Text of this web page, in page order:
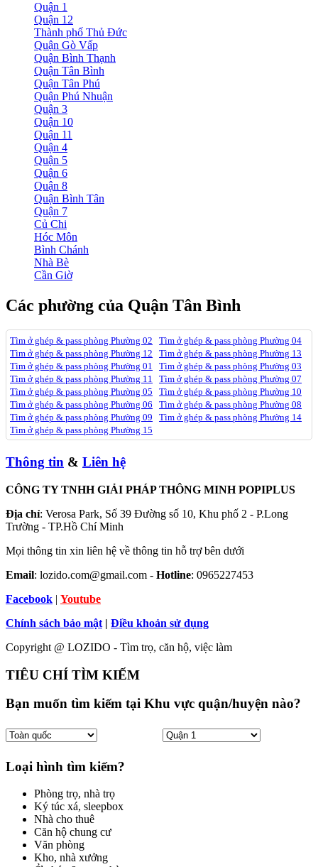
Quận 1
Quận 12
Thành phố Thủ Đức
Quận Gò Vấp
Quận Bình Thạnh
Quận Tân Bình
Quận Tân Phú
Quận Phú Nhuận
Quận 3
Quận 10
Quận 11
Quận 4
Quận 5
Quận 6
Quận 8
Quận Bình Tân
Quận 7
Củ Chi
Hóc Môn
Bình Chánh
Nhà Bè
Cần Giờ
Các phường của Quận Tân Bình
Tìm ở ghép & pass phòng Phường 02
Tìm ở ghép & pass phòng Phường 04
Tìm ở ghép & pass phòng Phường 12
Tìm ở ghép & pass phòng Phường 13
Tìm ở ghép & pass phòng Phường 01
Tìm ở ghép & pass phòng Phường 03
Tìm ở ghép & pass phòng Phường 11
Tìm ở ghép & pass phòng Phường 07
Tìm ở ghép & pass phòng Phường 05
Tìm ở ghép & pass phòng Phường 10
Tìm ở ghép & pass phòng Phường 06
Tìm ở ghép & pass phòng Phường 08
Tìm ở ghép & pass phòng Phường 09
Tìm ở ghép & pass phòng Phường 14
Tìm ở ghép & pass phòng Phường 15
Thông tin & Liên hệ
CÔNG TY TNHH GIẢI PHÁP THÔNG MINH POPIPLUS
Địa chỉ: Verosa Park, Số 39 Đường số 10, Khu phố 2 - P.Long
Trường - TP.Hồ Chí Minh
Mọi thông tin xin liên hệ về thông tin hỗ trợ bên dưới
Email: lozido.com@gmail.com - Hotline: 0965227453
Facebook | Youtube
Chính sách bảo mật | Điều khoản sử dụng
Copyright @ LOZIDO - Tìm trọ, căn hộ, việc làm
TIÊU CHÍ TÌM KIẾM
Bạn muốn tìm kiếm tại Khu vực quận/huyện nào?
Loại hình tìm kiếm?
Phòng trọ, nhà trọ
Ký túc xá, sleepbox
Nhà cho thuê
Căn hộ chung cư
Văn phòng
Kho, nhà xưởng